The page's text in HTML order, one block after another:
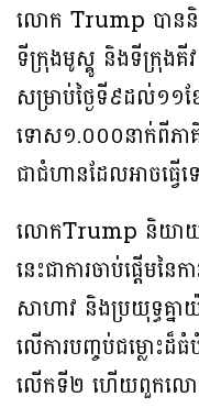
លោក Trump បាននិ
ទីក្រុងមូស្គូ និងទីក្រុ
សម្រាប់ថ្ងៃទី៩​​ដល់​១១​
ទោស​១.០០០​នាក់ពី​ភា
ជាជំហានដែលអាចធ្វើទ
លោកTrump និយាយថា
នេះជាការចាប់ផ្តើមន
សាហាវ និងប្រយុទ្ធគ្នា
លើការបញ្ចប់ជម្លោះដ៏
លើកទី២ ហើយពួកលោក​​